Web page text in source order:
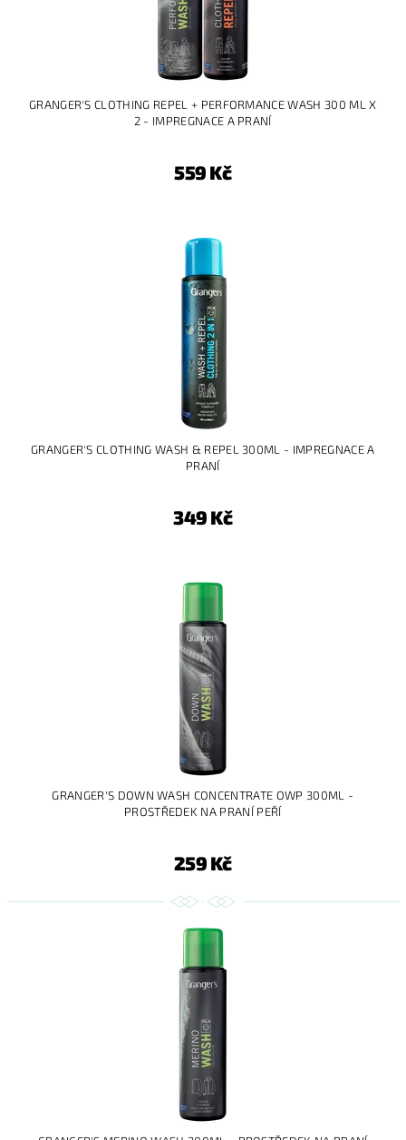
GRANGER'S CLOTHING REPEL + PERFORMANCE WASH 300 ML X
2 - IMPREGNACE A PRANÍ
559 Kč
GRANGER'S CLOTHING WASH & REPEL 300ML - IMPREGNACE A
PRANÍ
349 Kč
GRANGER'S DOWN WASH CONCENTRATE OWP 300ML -
PROSTŘEDEK NA PRANÍ PEŘÍ
259 Kč